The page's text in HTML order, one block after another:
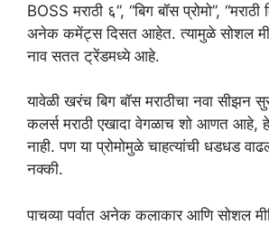
BOSS मराठी ६”, “बिग बॉस प्रोमो”,
अनेक कमेंट्स दिसत आहेत. त्यामुळे सोशल
नाव सतत ट्रेंडमध्ये आहे.
यावेळी खरंच बिग बॉस मराठीचा नवा सीझन
कलर्स मराठी एखादा वेगळाच शो आणत आहे,
नाही. पण या प्रोमोमुळे चाहत्यांची धडधड
नक्की.
पाचव्या पर्वात अनेक कलाकार आणि सोशल